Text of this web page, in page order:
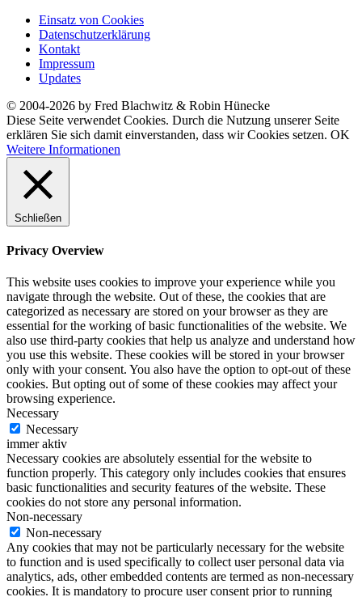
Einsatz von Cookies
Datenschutzerklärung
Kontakt
Impressum
Updates
© 2004-2026 by Fred Blachwitz & Robin Hünecke
Diese Seite verwendet Cookies. Durch die Nutzung unserer Seite
erklären Sie sich damit einverstanden, dass wir Cookies setzen. OK
Weitere Informationen
Schließen
Privacy Overview
This website uses cookies to improve your experience while you
navigate through the website. Out of these, the cookies that are
categorized as necessary are stored on your browser as they are
essential for the working of basic functionalities of the website. We
also use third-party cookies that help us analyze and understand how
you use this website. These cookies will be stored in your browser
only with your consent. You also have the option to opt-out of these
cookies. But opting out of some of these cookies may affect your
browsing experience.
Necessary
Necessary
immer aktiv
Necessary cookies are absolutely essential for the website to
function properly. This category only includes cookies that ensures
basic functionalities and security features of the website. These
cookies do not store any personal information.
Non-necessary
Non-necessary
Any cookies that may not be particularly necessary for the website
to function and is used specifically to collect user personal data via
analytics, ads, other embedded contents are termed as non-necessary
cookies. It is mandatory to procure user consent prior to running